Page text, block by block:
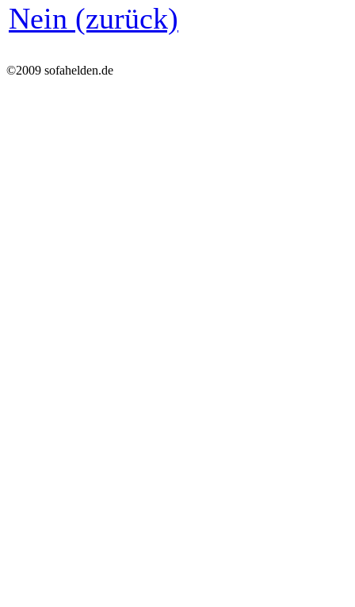
Nein (zurück)
©2009 sofahelden.de